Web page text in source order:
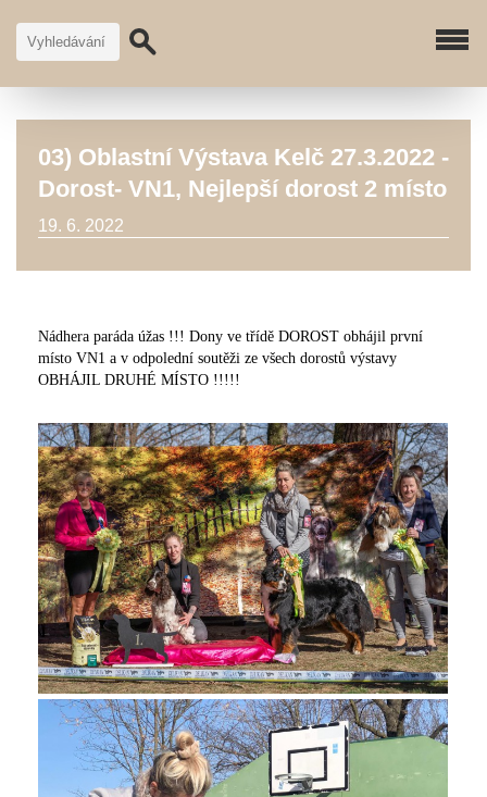
03) Oblastní Výstava Kelč 27.3.2022 -
Dorost- VN1, Nejlepší dorost 2 místo
19. 6. 2022
Nádhera paráda úžas !!! Dony ve třídě DOROST obhájil první
místo VN1 a v odpolední soutěži ze všech dorostů výstavy
OBHÁJIL DRUHÉ MÍSTO !!!!!